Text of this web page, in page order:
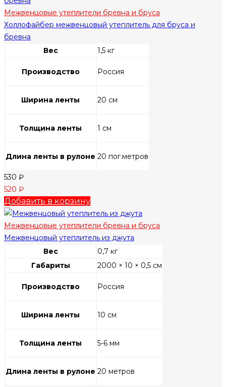
Межвенцовые утеплители бревна и бруса
Холлофайбер межвенцовый утеплитель для бруса и
бревна
Вес
1,5 кг
Производство Россия
Ширина ленты 20 см
Толщина ленты 1 см
Длина ленты в рулоне 20 пог.метров
530 ₽
520 ₽
Добавить в корзину
Межвенцовые утеплители бревна и бруса
Межвенцовый утеплитель из джута
Вес
0,7 кг
Габариты
2000 × 10 × 0,5 см
Производство Россия
Ширина ленты 10 см
Толщина ленты 5-6 мм
Длина ленты в рулоне 20 метров